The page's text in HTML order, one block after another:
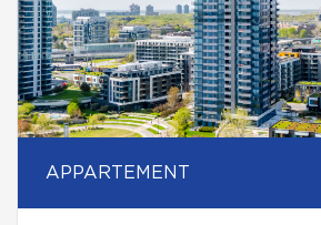
APPARTEMENT